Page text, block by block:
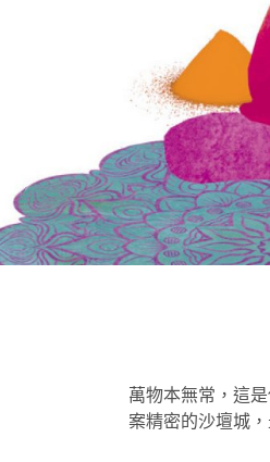
萬物本無常，這
案精密的沙壇城